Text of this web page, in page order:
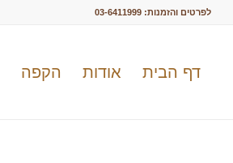
לפרטים והזמנות: 03-6411999
דף הבית אודות הקפה